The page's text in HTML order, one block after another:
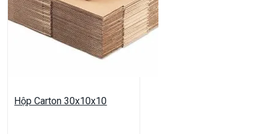
Hộp Carton 30x10x10